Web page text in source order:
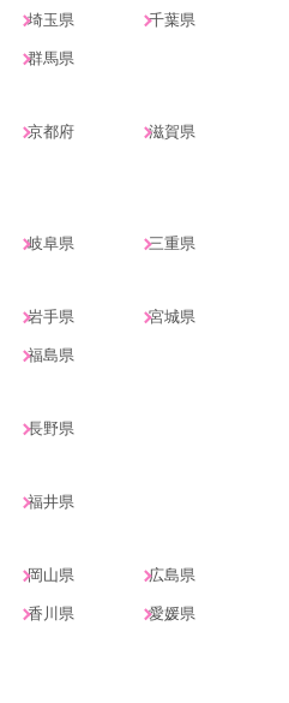
埼玉県 千葉県
群馬県
京都府 滋賀県
岐阜県
三重県
岩手県 宮城県
福島県
長野県
福井県
岡山県 広島県
香川県 愛媛県